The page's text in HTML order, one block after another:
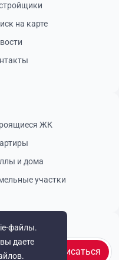
файлы.
даете
Подписаться
на карте
ЖК
и дома
участки